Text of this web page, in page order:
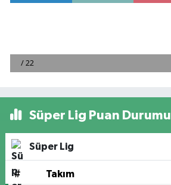
Süper Lig Puan Durumu
Süper Lig
# Takım